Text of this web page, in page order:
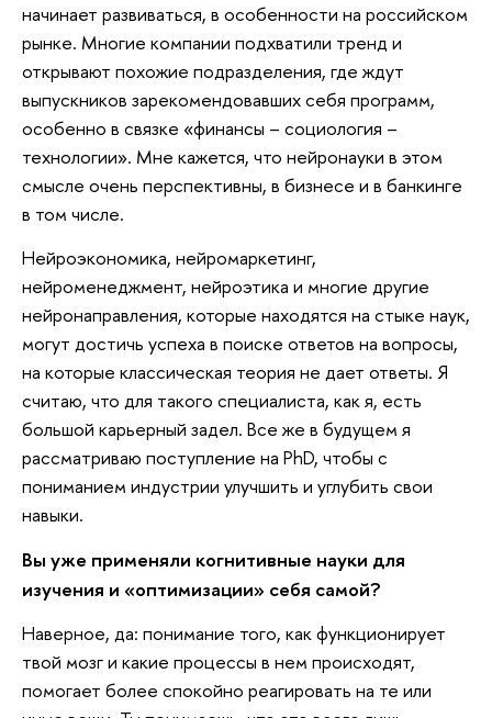
начинает развиваться, в особенности на российском
рынке. Многие компании подхватили тренд и
открывают похожие подразделения, где ждут
выпускников зарекомендовавших себя программ,
особенно в связке «финансы – социология –
технологии». Мне кажется, что нейронауки в этом
смысле очень перспективны, в бизнесе и в банкинге
в том числе.
Нейроэкономика, нейромаркетинг,
нейроменеджмент, нейроэтика и многие другие
нейронаправления, которые находятся на стыке наук,
могут достичь успеха в поиске ответов на вопросы,
на которые классическая теория не дает ответы. Я
считаю, что для такого специалиста, как я, есть
большой карьерный задел. Все же в будущем я
рассматриваю поступление на PhD, чтобы с
пониманием индустрии улучшить и углубить свои
навыки.
Вы уже применяли когнитивные науки для
изучения и «оптимизации» себя самой?
Наверное, да: понимание того, как функционирует
твой мозг и какие процессы в нем происходят,
помогает более спокойно реагировать на те или